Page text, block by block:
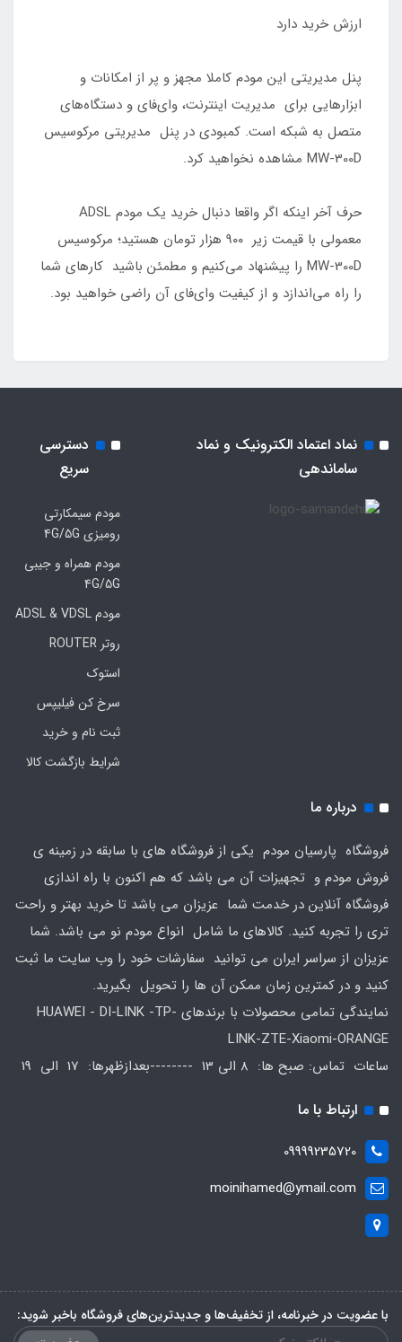
ارزش خرید دارد
پنل مدیریتی این مودم کاملا مجهز و پر از امکانات و
ابزارهایی برای مدیریت اینترنت، وای‌فای و دستگاه‌های
متصل به شبکه است. کمبودی در پنل مدیریتی مرکوسیس
MW-300D مشاهده نخواهید کرد.
حرف آخر اینکه اگر واقعا دنبال خرید یک مودم ADSL
معمولی با قیمت زیر 9۰۰ هزار تومان هستید؛ مرکوسیس
MW-300D را پیشنهاد می‌کنیم و مطمئن باشید کارهای شما
را راه می‌اندازد و از کیفیت وای‌فای آن راضی خواهید بود.
نماد اعتماد الکترونیک و نماد
ساماندهی
دسترسی
سریع
مودم سیمکارتی
رومیزی 4G/5G
مودم همراه و جیبی
4G/5G
مودم ADSL & VDSL
روتر ROUTER
استوک
سرخ کن فیلیپس
ثبت نام و خرید
شرایط بازگشت کالا
درباره ما
فروشگاه پارسیان مودم یکی از فروشگاه های با سابقه در زمینه ی
فروش مودم و تجهیزات آن می باشد که هم اکنون با راه اندازی
فروشگاه آنلاین در خدمت شما عزیزان می باشد تا خرید بهتر و راحت
تری را تجربه کنید. کالاهای ما شامل انواع مودم نو می باشد. شما
عزیزان از سراسر ایران می توانید سفارشات خود را وب سایت ما ثبت
کنید و در کمترین زمان ممکن آن ها را تحویل بگیرید.
نمایندگی تمامی محصولات با برندهای HUAWEI - DI-LINK -TP-
LINK-ZTE-Xiaomi-ORANGE
ساعات تماس: صبح ها: 8 الی 13 --------بعدازظهرها: 17 الی 19
ارتباط با ما
09999235720
moinihamed@ymail.com
با عضویت در خبرنامه، از تخفیف‌ها و جدیدترین‌های فروشگاه باخبر شوید: